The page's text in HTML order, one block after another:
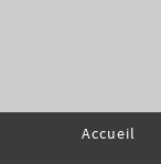
Accueil